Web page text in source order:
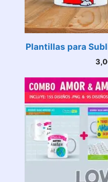
Plantillas para